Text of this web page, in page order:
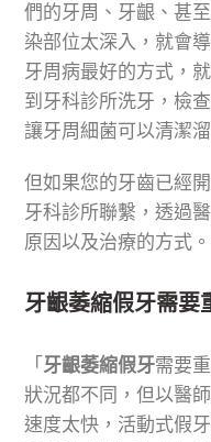
們的牙周、牙齦、甚
染部位太深入，就會
牙周病最好的方式，
到牙科診所洗牙，檢
讓牙周細菌可以清潔溜
但如果您的牙齒已經
牙科診所聯繫，透過
原因以及治療的方式。
牙齦萎縮假牙需要
「 牙齦萎縮假牙需要
狀況都不同，但以醫
速度太快，活動式假